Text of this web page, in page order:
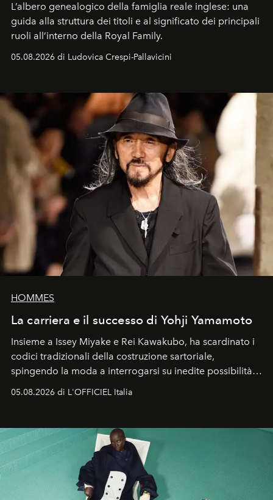
L’albero genealogico della famiglia reale inglese: una
guida alla struttura dei titoli e al significato dei principali
ruoli all’interno della Royal Family.
05.08.2026 di Ludovica Crespi-Pallavicini
HOMMES
La carriera e il successo di Yohji Yamamoto
Insieme a Issey Miyake e Rei Kawakubo, ha scardinato i
codici tradizionali della costruzione sartoriale,
spingendo la moda a interrogarsi su inedite possibilità
formali e a ridefinire il concetto stesso di silhouette.
un’impronta indelebile nella storia della moda.
05.08.2026 di L'OFFICIEL Italia